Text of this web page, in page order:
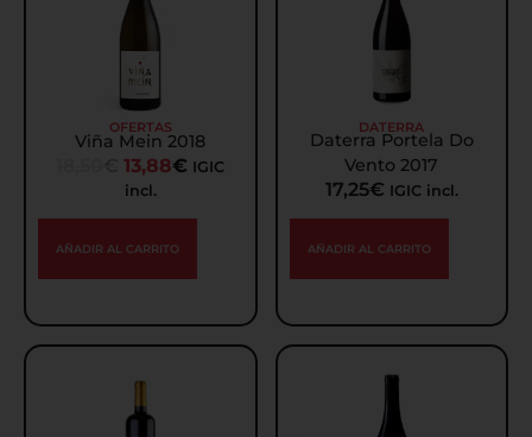
OFERTAS
Viña Mein 2018
13,88€ IGIC
incl.
AÑADIR AL CARRITO
DATERRA
Daterra Portela Do
Vento 2017
17,25€ IGIC incl.
AÑADIR AL CARRITO